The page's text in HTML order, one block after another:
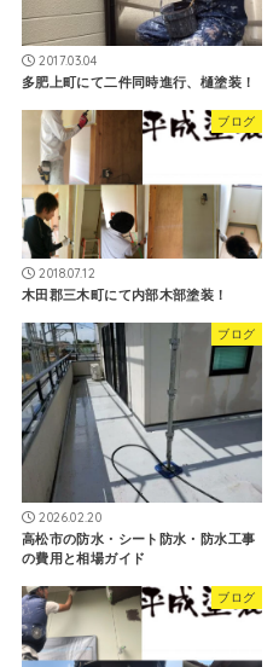
2017.03.04
多肥上町にて二件同時進行、樋塗装！
ブログ
2018.07.12
木田郡三木町にて内部木部塗装！
ブログ
2026.02.20
高松市の防水・シート防水・防水工事
の費用と相場ガイド
ブログ